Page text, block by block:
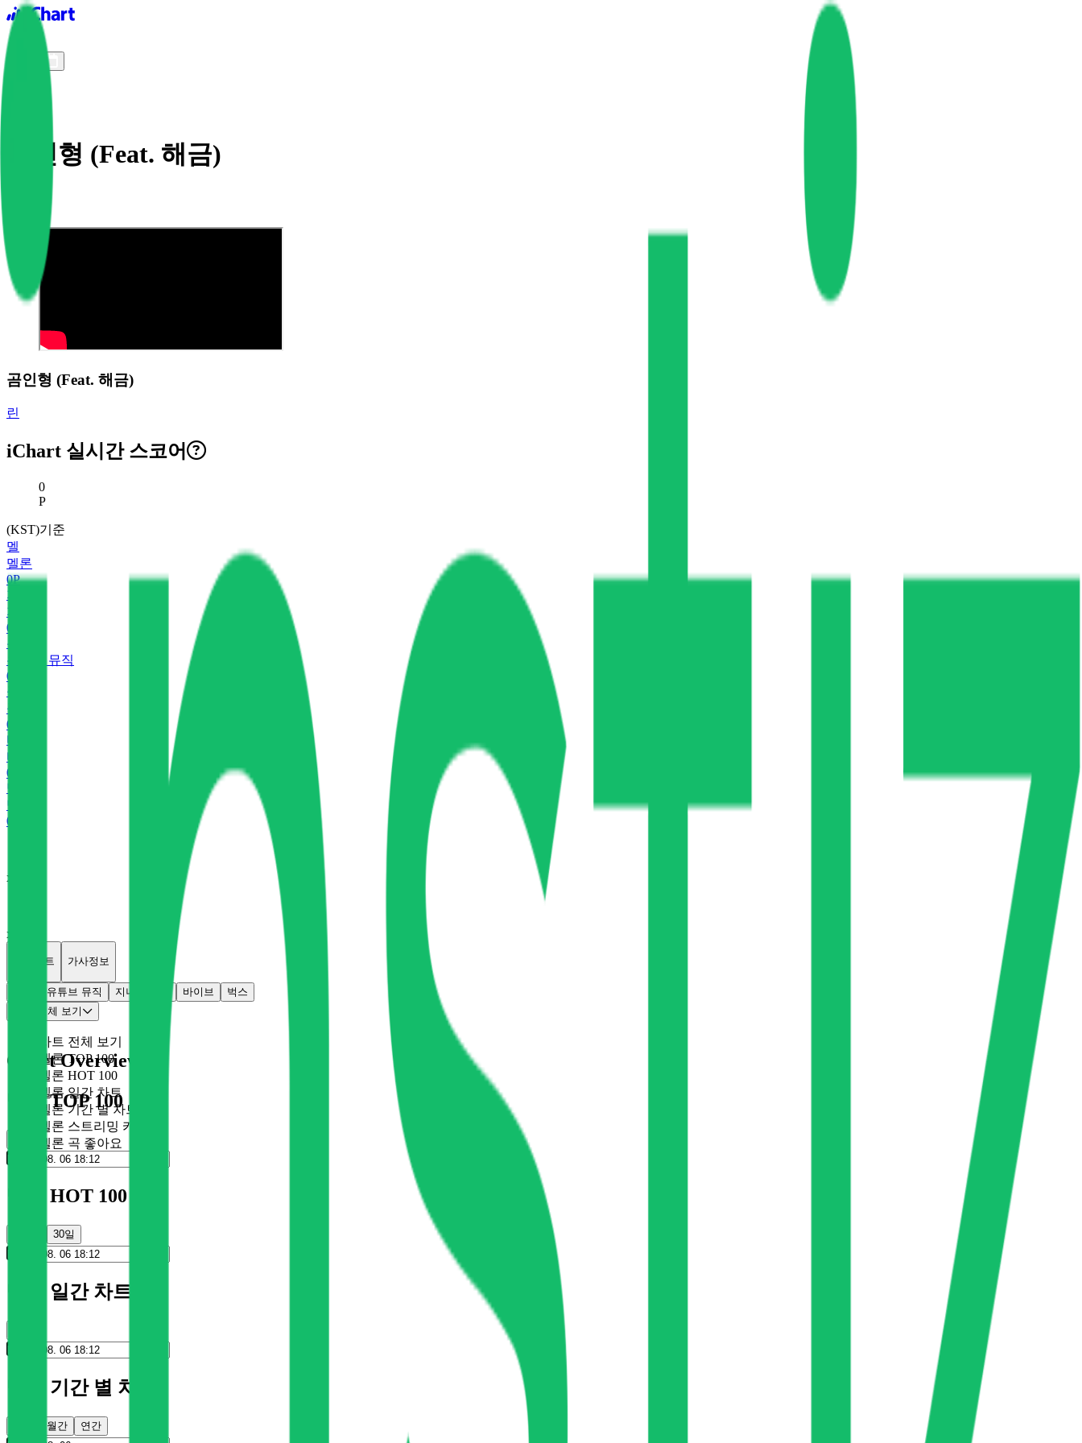
iChart logo
곰인형 (Feat. 해금)
곰인형 (Feat. 해금)
린
iChart 실시간 스코어
현재 스코어
0
P
(KST)기준
멜
멜론
0P
지
지니
0
유
유튜브 뮤직
0
플
플로
0
바
바이브
0
벅
벅스
0
x
x
개별차트 가사정보
유튜브 뮤직 지니 바이브
벅스
차트 전체 보기
차트 전체 보기
멜론 TOP 100
멜론 HOT 100
멜론 일간 차트
멜론 기간 별 차트
멜론 스트리밍 카드
멜론 곡 좋아요
Chart Overview
멜론 TOP 100
멜론 HOT 100
30일
멜론 일간 차트
멜론 기간 별 차트
월간 연간